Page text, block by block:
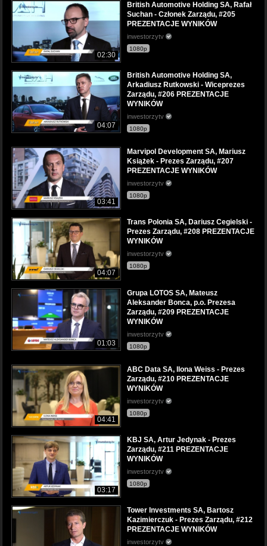
02:30
British Automotive Holding SA, Rafał
Suchan - Członek Zarządu, #205
PREZENTACJE WYNIKÓW
inwestorzytv
1080p
04:07
British Automotive Holding SA,
Arkadiusz Rutkowski - Wiceprezes
Zarządu, #206 PREZENTACJE
WYNIKÓW
inwestorzytv
1080p
03:41
Marvipol Development SA, Mariusz
Książek - Prezes Zarządu, #207
PREZENTACJE WYNIKÓW
inwestorzytv
1080p
04:07
Trans Polonia SA, Dariusz Cegielski -
Prezes Zarządu, #208 PREZENTACJE
WYNIKÓW
inwestorzytv
1080p
01:03
Grupa LOTOS SA, Mateusz
Aleksander Bonca, p.o. Prezesa
Zarządu, #209 PREZENTACJE
WYNIKÓW
inwestorzytv
1080p
04:41
ABC Data SA, Ilona Weiss - Prezes
Zarządu, #210 PREZENTACJE
WYNIKÓW
inwestorzytv
1080p
03:17
KBJ SA, Artur Jedynak - Prezes
Zarządu, #211 PREZENTACJE
WYNIKÓW
inwestorzytv
1080p
Tower Investments SA, Bartosz
Kazimierczuk - Prezes Zarządu, #212
PREZENTACJE WYNIKÓW
inwestorzytv